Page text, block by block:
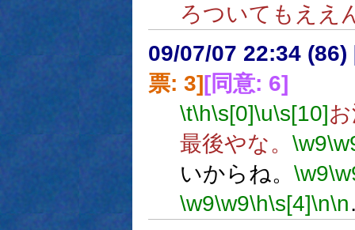
ろついてもええ
09/07/07 22:34 (86)
票: 3][同意: 6]
\t\h\s[0]\u\s[10]
最後やな。 \w9
いからね。 \w9
\w9\w9\h\s[4]\n\n